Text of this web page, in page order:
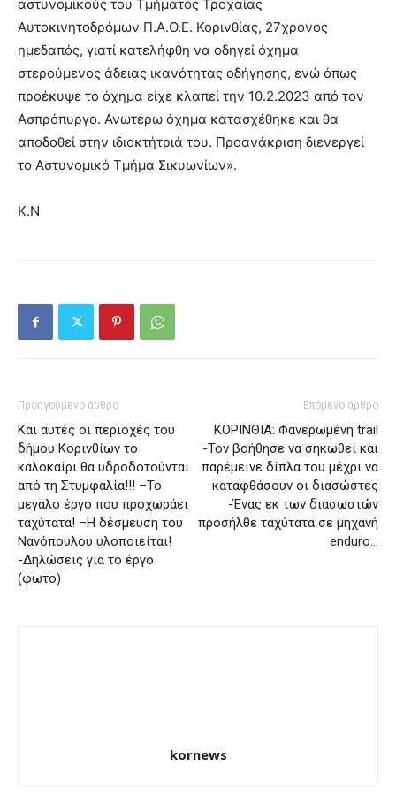
αστυνομικούς του Τμήματος Τροχαίας
Αυτοκινητοδρόμων Π.Α.Θ.Ε. Κορινθίας, 27χρονος
ημεδαπός, γιατί κατελήφθη να οδηγεί όχημα
στερούμενος άδειας ικανότητας οδήγησης, ενώ όπως
προέκυψε το όχημα είχε κλαπεί την 10.2.2023 από τον
Ασπρόπυργο. Ανωτέρω όχημα κατασχέθηκε και θα
αποδοθεί στην ιδιοκτήτριά του. Προανάκριση διενεργεί
το Αστυνομικό Τμήμα Σικυωνίων».
Κ.Ν
Προηγούμενο άρθρο
Και αυτές οι περιοχές του
δήμου Κορινθίων το
καλοκαίρι θα υδροδοτούνται
από τη Στυμφαλία!!! –Το
μεγάλο έργο που προχωράει
ταχύτατα! –Η δέσμευση του
Νανόπουλου υλοποιείται!
-Δηλώσεις για το έργο
(φωτο)
Επόμενο άρθρο
ΚΟΡΙΝΘΙΑ: Φανερωμένη trail
-Τον βοήθησε να σηκωθεί και
παρέμεινε δίπλα του μέχρι να
καταφθάσουν οι διασώστες
-Ένας εκ των διασωστών
προσήλθε ταχύτατα σε μηχανή
enduro…
kornews